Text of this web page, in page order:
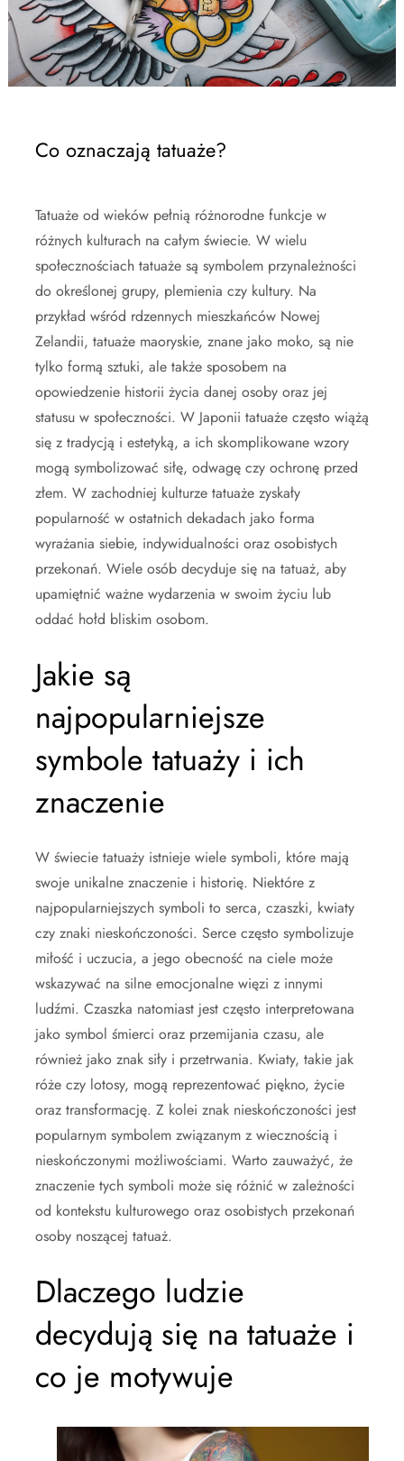
Co oznaczają tatuaże?
Tatuaże od wieków pełnią różnorodne funkcje w
różnych kulturach na całym świecie. W wielu
społecznościach tatuaże są symbolem przynależności
do określonej grupy, plemienia czy kultury. Na
przykład wśród rdzennych mieszkańców Nowej
Zelandii, tatuaże maoryskie, znane jako moko, są nie
tylko formą sztuki, ale także sposobem na
opowiedzenie historii życia danej osoby oraz jej
statusu w społeczności. W Japonii tatuaże często wiążą
się z tradycją i estetyką, a ich skomplikowane wzory
mogą symbolizować siłę, odwagę czy ochronę przed
złem. W zachodniej kulturze tatuaże zyskały
popularność w ostatnich dekadach jako forma
wyrażania siebie, indywidualności oraz osobistych
przekonań. Wiele osób decyduje się na tatuaż, aby
upamiętnić ważne wydarzenia w swoim życiu lub
oddać hołd bliskim osobom.
Jakie są
najpopularniejsze
symbole tatuaży i ich
znaczenie
W świecie tatuaży istnieje wiele symboli, które mają
swoje unikalne znaczenie i historię. Niektóre z
najpopularniejszych symboli to serca, czaszki, kwiaty
czy znaki nieskończoności. Serce często symbolizuje
miłość i uczucia, a jego obecność na ciele może
wskazywać na silne emocjonalne więzi z innymi
ludźmi. Czaszka natomiast jest często interpretowana
jako symbol śmierci oraz przemijania czasu, ale
również jako znak siły i przetrwania. Kwiaty, takie jak
róże czy lotosy, mogą reprezentować piękno, życie
oraz transformację. Z kolei znak nieskończoności jest
popularnym symbolem związanym z wiecznością i
nieskończonymi możliwościami. Warto zauważyć, że
znaczenie tych symboli może się różnić w zależności
od kontekstu kulturowego oraz osobistych przekonań
osoby noszącej tatuaż.
Dlaczego ludzie
decydują się na tatuaże i
co je motywuje